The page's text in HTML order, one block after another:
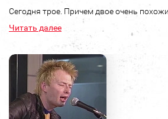
Сегодня трое. Причем двое очень
Читать далее